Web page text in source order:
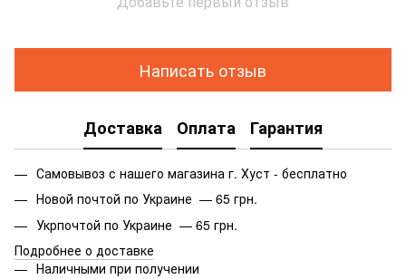
Написать отзыв
Доставка Оплата Гарантия
Самовывоз с нашего магазина г. Хуст - бесплатно
Новой почтой по Украине — 65 грн.
Укрпочтой по Украине — 65 грн.
Подробнее о доставке
Наличными при получении